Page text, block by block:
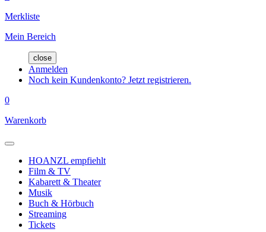
Merkliste
Mein Bereich
close
Anmelden
Noch kein Kundenkonto? Jetzt registrieren.
0
Warenkorb
HOANZL empfiehlt
Film & TV
Kabarett & Theater
Musik
Buch & Hörbuch
Streaming
Tickets